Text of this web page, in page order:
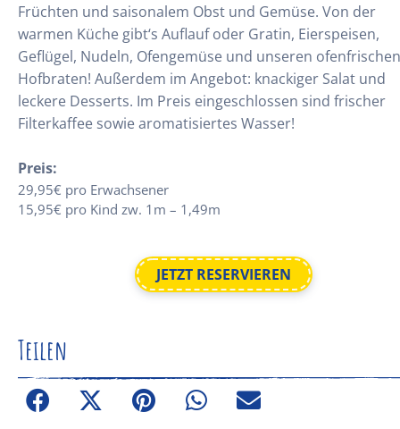
Früchten und saisonalem Obst und Gemüse. Von der
warmen Küche gibt‘s Auflauf oder Gratin, Eierspeisen,
Geflügel, Nudeln, Ofengemüse und unseren ofenfrischen
Hofbraten! Außerdem im Angebot: knackiger Salat und
leckere Desserts. Im Preis eingeschlossen sind frischer
Filterkaffee sowie aromatisiertes Wasser!
Preis:
29,95€ pro Erwachsener
15,95€ pro Kind zw. 1m – 1,49m
JETZT RESERVIEREN
Teilen